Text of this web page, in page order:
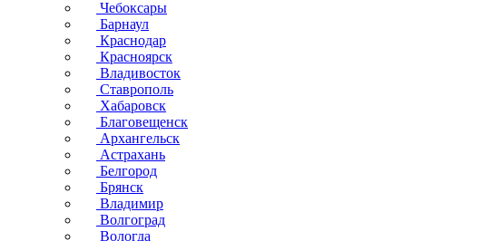
Чебоксары
Барнаул
Краснодар
Красноярск
Владивосток
Ставрополь
Хабаровск
Благовещенск
Архангельск
Астрахань
Белгород
Брянск
Владимир
Волгоград
Вологда